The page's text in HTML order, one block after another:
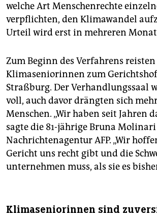
welche Art Menschenrechte
verpflichten, den Klimawandel
Urteil wird erst in mehreren
Zum Beginn des Verfahrens
Klimaseniorinnen zum
Straßburg. Der Verhandlungssaal
voll, auch davor drängten sich
Menschen. „Wir haben seit Jahren
sagte die 81-jährige Bruna
Nachrichtenagentur AFP. „Wir
Gericht uns recht gibt und die
unternehmen muss, als sie es
Klimaseniorinnen sind